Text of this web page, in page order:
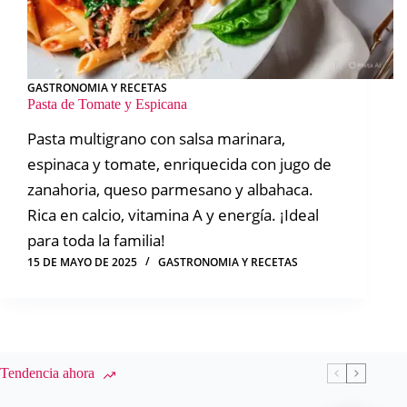
GASTRONOMIA Y RECETAS
Pasta de Tomate y Espicana
Pasta multigrano con salsa marinara,
espinaca y tomate, enriquecida con jugo de
zanahoria, queso parmesano y albahaca.
Rica en calcio, vitamina A y energía. ¡Ideal
para toda la familia!
15 DE MAYO DE 2025 GASTRONOMIA Y RECETAS
Tendencia ahora